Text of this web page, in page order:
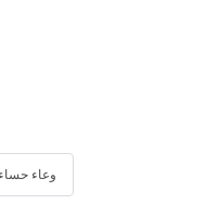
وعاء حساء